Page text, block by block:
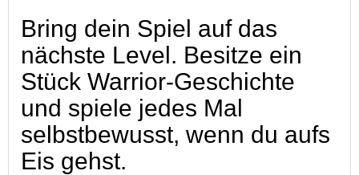
Bring dein Spiel auf das
nächste Level. Besitze ein
Stück Warrior-Geschichte
und spiele jedes Mal
selbstbewusst, wenn du aufs
Eis gehst.